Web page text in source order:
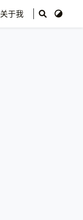
关于我